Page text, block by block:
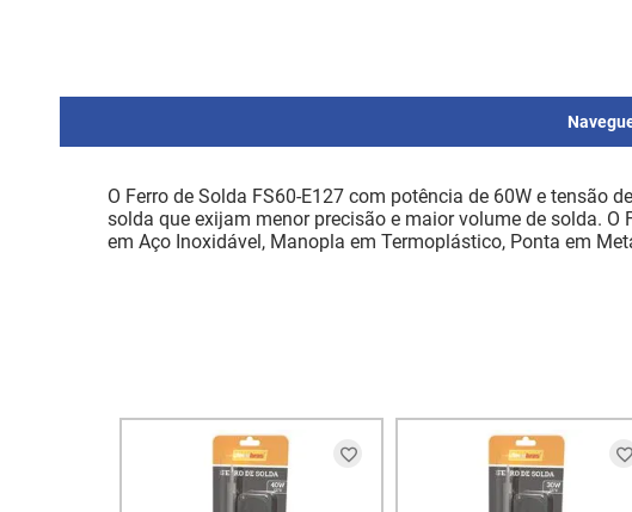
O Ferro de Solda FS60-E127 com potência de 60W e tensão
solda que exijam menor precisão e maior volume de solda.
em Aço Inoxidável, Manopla em Termoplástico, Ponta em